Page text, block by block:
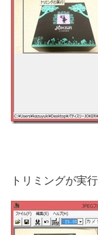
トリミングが実